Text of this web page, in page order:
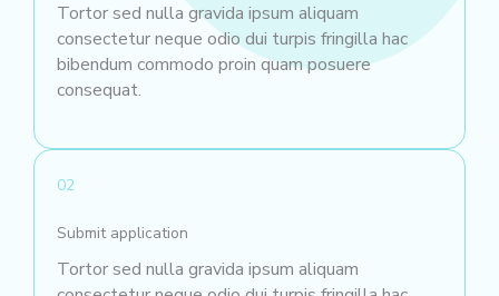
Tortor sed nulla gravida ipsum aliquam
consectetur neque odio dui turpis fringilla hac
bibendum commodo proin quam posuere
consequat.
02
Submit application
Tortor sed nulla gravida ipsum aliquam